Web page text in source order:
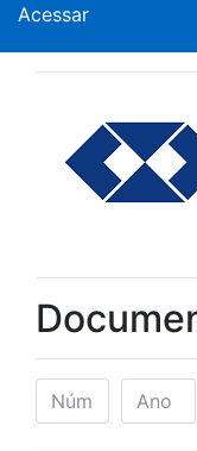
Acessar